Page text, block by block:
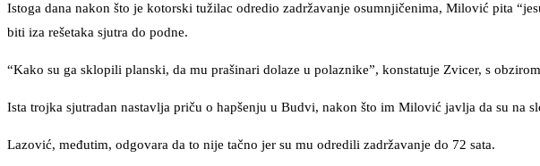
Istoga dana nakon što je kotorski tužilac odredio zadržavanje osumnjičenima, Milović pita
biti iza rešetaka sjutra do podne.
“Kako su ga sklopili planski, da mu prašinari dolaze u polaznike”, konstatuje Zvicer, s
Ista trojka sjutradan nastavlja priču o hapšenju u Budvi, nakon što im Milović javlja da su na
Lazović, međutim, odgovara da to nije tačno jer su mu odredili zadržavanje do 72 sata.